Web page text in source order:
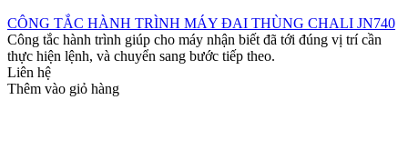
CÔNG TẮC HÀNH TRÌNH MÁY ĐAI THÙNG CHALI JN740
Công tắc hành trình giúp cho máy nhận biết đã tới đúng vị trí cần
thực hiện lệnh, và chuyển sang bước tiếp theo.
Liên hệ
Thêm vào giỏ hàng